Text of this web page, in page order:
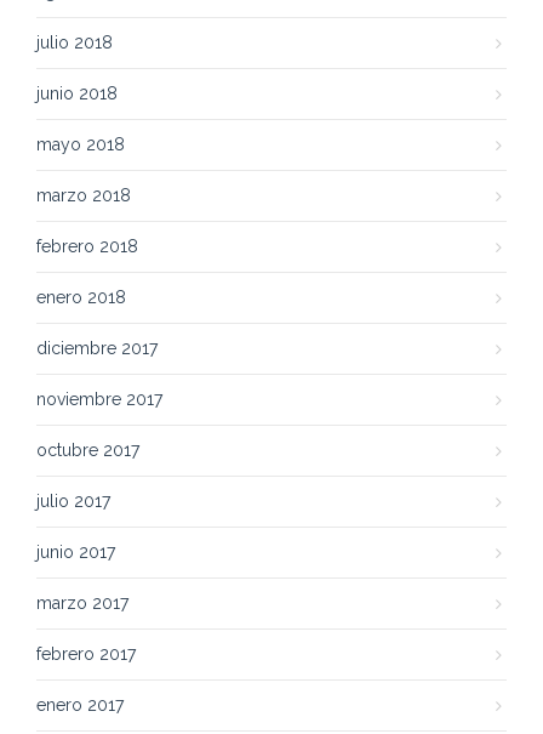
julio 2018
junio 2018
mayo 2018
marzo 2018
febrero 2018
enero 2018
diciembre 2017
noviembre 2017
octubre 2017
julio 2017
junio 2017
marzo 2017
febrero 2017
enero 2017